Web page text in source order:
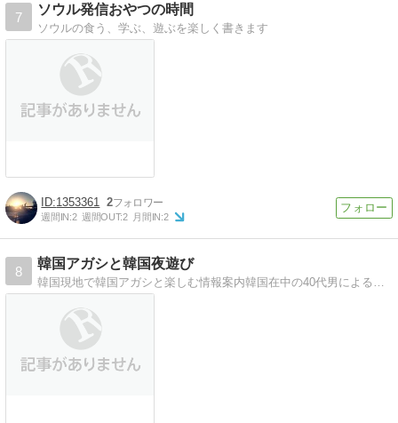
7
ソウル発信おやつの時間
ソウルの食う、学ぶ、遊ぶを楽しく書きます
1353361 2
週間IN:2 週間OUT:2 月間IN:2
8
韓国アガシと韓国夜遊び